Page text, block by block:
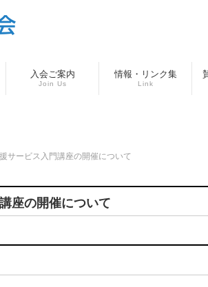
入会ご案内
Join Us
情報・リンク集
Link
サービス入門講座の開催について
座の開催について